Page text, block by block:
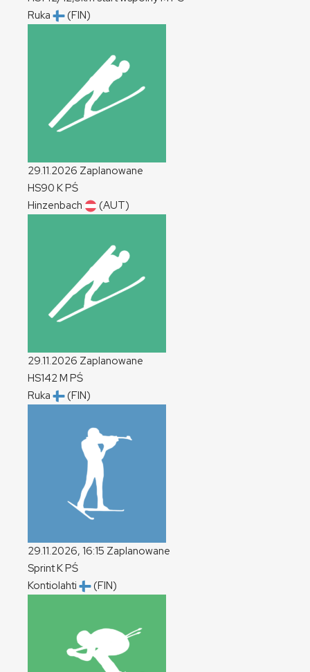
Ruka
(FIN)
29.11.2026 Zaplanowane
HS90 KPŚ
Hinzenbach
(AUT)
29.11.2026 Zaplanowane
HS142M PŚ
Ruka
(FIN)
29.11.2026, 16:15 Zaplanowane
SprintKPŚ
Kontiolahti
(FIN)